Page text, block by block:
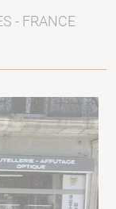
- FRANCE